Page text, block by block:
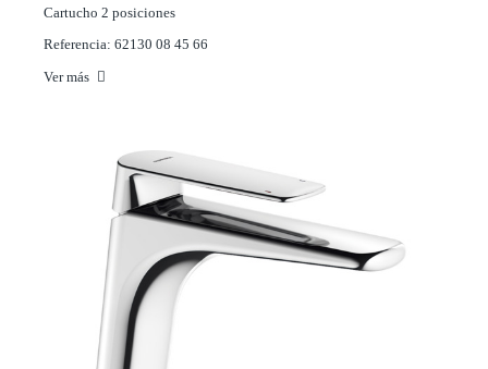
Cartucho 2 posiciones
Referencia: 62130 08 45 66
Ver más